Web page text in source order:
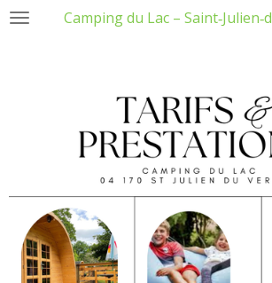
Passer
Camping du Lac –